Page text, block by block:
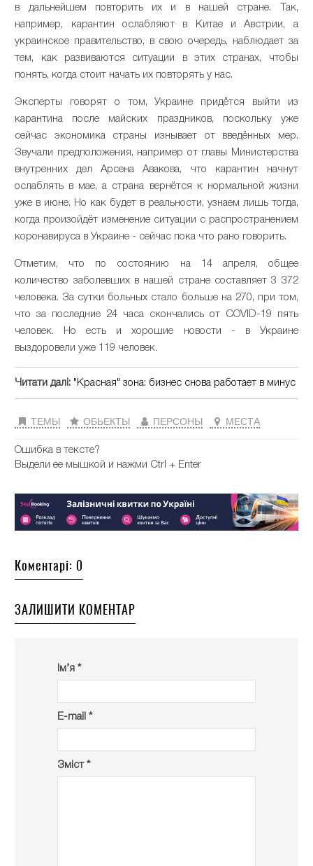
в дальнейшем повторить их и в нашей стране. Так,
например, карантин ослабляют в Китае и Австрии, а
украинское правительство, в свою очередь, наблюдает за
тем, как развиваются ситуации в этих странах, чтобы
понять, когда стоит начать их повторять у нас.
Эксперты говорят о том, Украине придётся выйти из
карантина после майских праздников, поскольку уже
сейчас экономика страны изнывает от введённых мер.
Звучали предположения, например от главы Министерства
внутренних дел Арсена Авакова, что карантин начнут
ослаблять в мае, а страна вернётся к нормальной жизни
уже в июне. Но как будет в реальности, узнаем лишь тогда,
когда произойдёт изменение ситуации с распространением
коронавируса в Украине - сейчас пока что рано говорить.
Отметим, что по состоянию на 14 апреля, общее
количество заболевших в нашей стране составляет 3 372
человека. За сутки больных стало больше на 270, при том,
что за последние 24 часа скончались от COVID-19 пять
человек. Но есть и хорошие новости - в Украине
выздоровели уже 119 человек.
Читати далі: "Красная" зона: бизнес снова работает в минус
ТЕМЫ ОБЬЕКТЫ ПЕРСОНЫ МЕСТА
Ошибка в тексте?
Выдели ее мышкой и нажми Ctrl + Enter
Коментарі: 0
ЗАЛИШИТИ КОМЕНТАР
Ім’я *
E-mail *
Зміст *